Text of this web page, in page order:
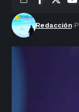
Redacción